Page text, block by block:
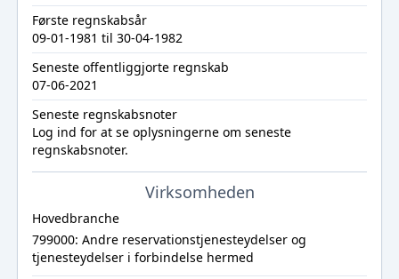
Første regnskabsår
09-01-1981 til 30-04-1982
Seneste offentliggjorte regnskab
07-06-2021
Seneste regnskabsnoter
Log ind for at se oplysningerne om seneste
regnskabsnoter.
Virksomheden
Hovedbranche
799000: Andre reservationstjenesteydelser og
tjenesteydelser i forbindelse hermed